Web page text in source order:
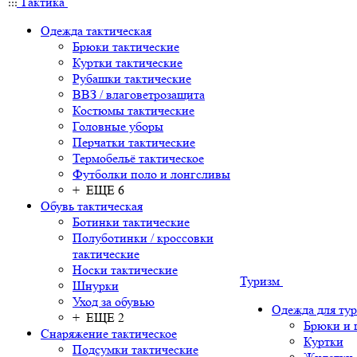
Одежда тактическая
Брюки тактические
Куртки тактические
Рубашки тактические
ВВЗ / влаговетрозащита
Костюмы тактические
Головные уборы
Перчатки тактические
Термобельё тактическое
Футболки поло и лонгсливы
+ ЕЩЕ 6
Обувь тактическая
Ботинки тактические
Полуботинки / кроссовки
тактические
Носки тактические
Шнурки
Уход за обувью
+ ЕЩЕ 2
Снаряжение тактическое
Подсумки тактические
Туризм
Одежда для
Брюки и
Куртки